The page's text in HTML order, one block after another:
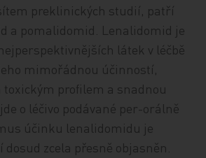
preklinických studií, patří
a pomalidomid. Lenalidomid je
látek v léčbě
mimořádnou účinností,
toxickým profilem a snadnou
o léčivo podávané per-orálně
účinku lenalidomidu je
zcela přesně objasněn.